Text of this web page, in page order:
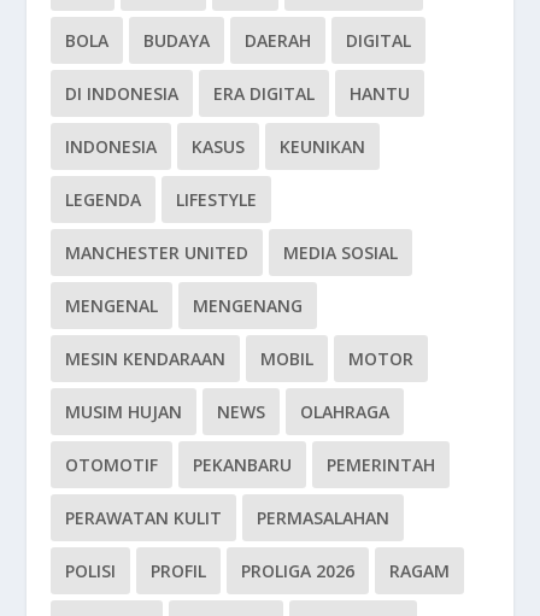
BOLA BUDAYA DAERAH DIGITAL
DI INDONESIA ERA DIGITAL HANTU
INDONESIA KASUS KEUNIKAN
LEGENDA LIFESTYLE
MANCHESTER UNITED MEDIA SOSIAL
MENGENAL MENGENANG
MESIN KENDARAAN MOBIL MOTOR
MUSIM HUJAN NEWS OLAHRAGA
OTOMOTIF PEKANBARU PEMERINTAH
PERAWATAN KULIT PERMASALAHAN
POLISI PROFIL PROLIGA 2026 RAGAM